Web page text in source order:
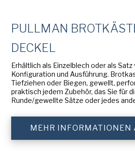
American Pan
Chicago Metallic
Pan GLO
Runex
Synova
Turbel
PULLMAN
DECKEL
Erhältlich als Einzelblech oder als
Konfiguration und Ausführung.
Tiefziehen oder Biegen, gewellt,
praktisch jedem Zubehör, das Sie für
Runde/gewellte Sätze oder jedes
MEHR INFORMATIONEN
(erforderlich)
Name
Firma
(erforderlich)
Telefon
E-